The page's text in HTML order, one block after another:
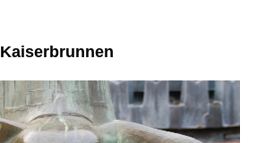
d
m
i
n
t
i
g
e
s
Kaiserbrunnen